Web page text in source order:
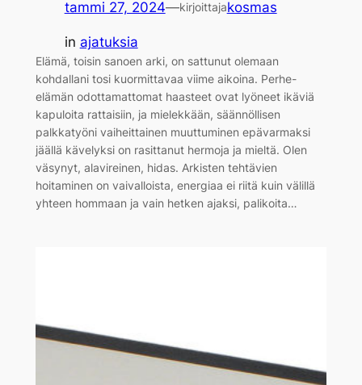
tammi 27, 2024—kirjoittajakosmas
in ajatuksia
Elämä, toisin sanoen arki, on sattunut olemaan
kohdallani tosi kuormittavaa viime aikoina. Perhe-
elämän odottamattomat haasteet ovat lyöneet ikäviä
kapuloita rattaisiin, ja mielekkään, säännöllisen
palkkatyöni vaiheittainen muuttuminen epävarmaksi
jäällä kävelyksi on rasittanut hermoja ja mieltä. Olen
väsynyt, alavireinen, hidas. Arkisten tehtävien
hoitaminen on vaivalloista, energiaa ei riitä kuin välillä
yhteen hommaan ja vain hetken ajaksi, palikoita…